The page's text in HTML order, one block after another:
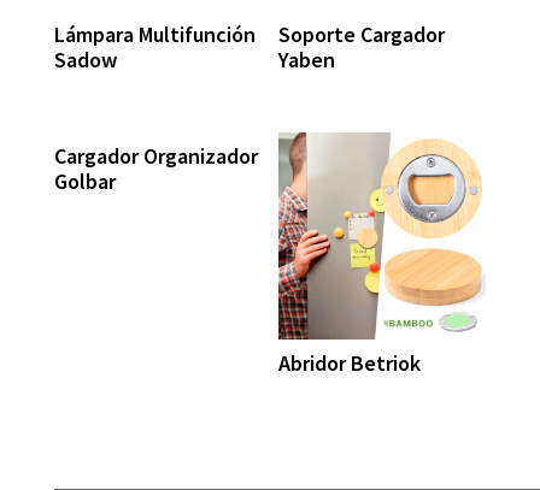
Lámpara Multifunción
Sadow
Soporte Cargador
Yaben
Cargador Organizador
Golbar
Abridor Betriok